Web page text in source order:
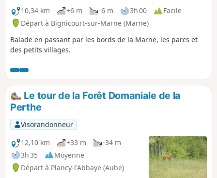
10,34 km
+6 m -6 m 3h 00
Facile
Départ à Bignicourt-sur-Marne (Marne)
Balade en passant par les bords de la Marne, les parcs et
des petits villages.
Le tour de la Forêt Domaniale de la
Perthe
Visorandonneur
12,10 km
+33 m
-34 m
3h 35
Moyenne
Départ à Plancy-l'Abbaye (Aube)